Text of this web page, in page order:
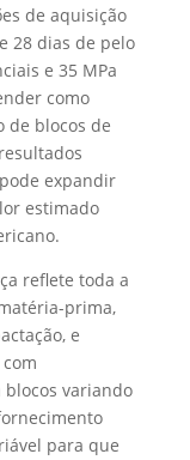
de aquisição
28 dias de pelo
e 35 MPa
como
de blocos de
expandir
estimado
reflete toda a
prima,
e
variando
para que